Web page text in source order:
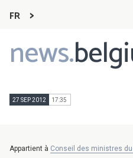
FR
news.
Main
navigation
27 SEP 2012 17:35
Appartient à Conseil des ministres